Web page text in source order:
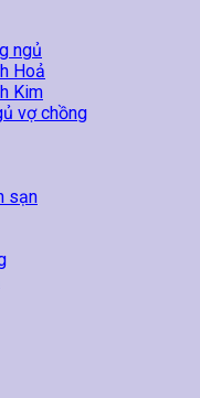
ngủ
Hoả
Kim
vợ chồng
sạn